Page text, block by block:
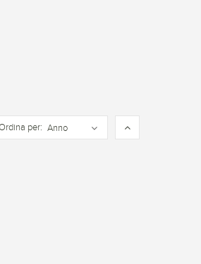
per: Anno